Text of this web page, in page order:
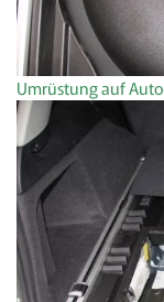
Umrüstung auf